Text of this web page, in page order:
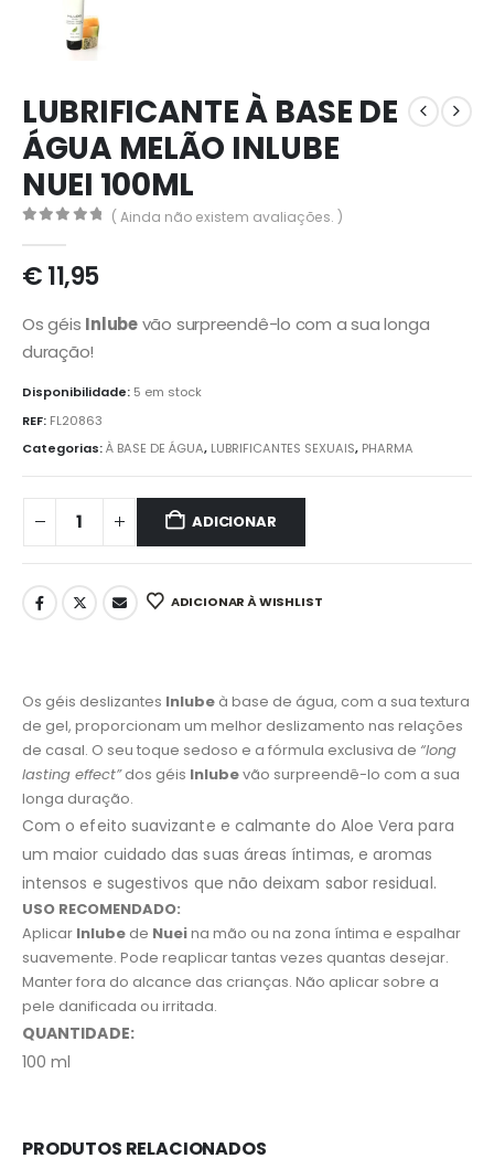
LUBRIFICANTE À BASE DE
ÁGUA MELÃO INLUBE
NUEI 100ML
( Ainda não existem avaliações. )
€11,95
Os géis Inlubevão surpreendê-lo com a sua longa
duração!
Disponibilidade: 5 em stock
REF: FL20863
Categorias:À BASE DE ÁGUA, LUBRIFICANTES SEXUAIS, PHARMA
ADICIONAR
ADICIONAR À WISHLIST
Os géis deslizantes Inlube à base de água, com a sua textura
de gel, proporcionam um melhor deslizamento nas relações
de casal. O seu toque sedoso e a fórmula exclusiva de “long
lasting effect”dos géis Inlubevão surpreendê-lo com a sua
longa duração.
Com o efeito suavizante e calmante do Aloe Vera para
um maior cuidado das suas áreas íntimas, e aromas
intensos e sugestivos que não deixam sabor residual.
USO RECOMENDADO:
Aplicar Inlube de Nueina mão ou na zona íntima e espalhar
suavemente. Pode reaplicar tantas vezes quantas desejar.
Manter fora do alcance das crianças. Não aplicar sobre a
pele danificada ou irritada.
QUANTIDADE:
100 ml
PRODUTOS RELACIONADOS